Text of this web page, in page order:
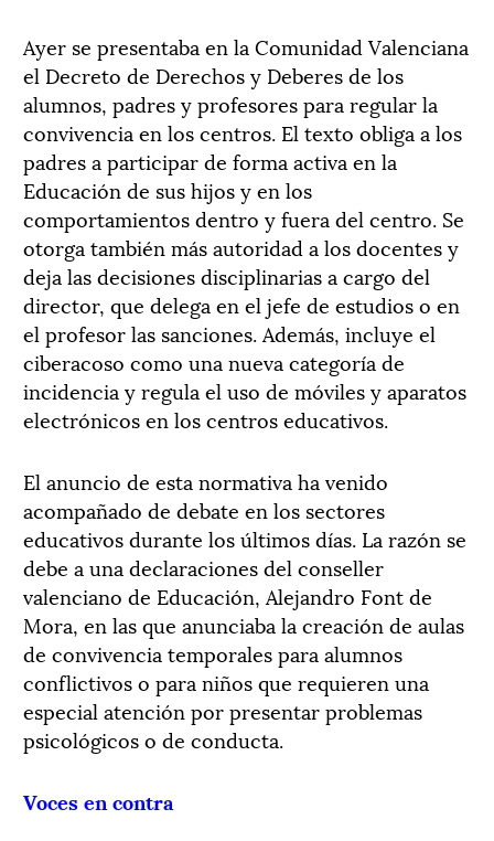
Ayer se presentaba en la Comunidad Valenciana
el Decreto de Derechos y Deberes de los
alumnos, padres y profesores para regular la
convivencia en los centros. El texto obliga a los
padres a participar de forma activa en la
Educación de sus hijos y en los
comportamientos dentro y fuera del centro. Se
otorga también más autoridad a los docentes y
deja las decisiones disciplinarias a cargo del
director, que delega en el jefe de estudios o en
el profesor las sanciones. Además, incluye el
ciberacoso como una nueva categoría de
incidencia y regula el uso de móviles y aparatos
electrónicos en los centros educativos.
El anuncio de esta normativa ha venido
acompañado de debate en los sectores
educativos durante los últimos días. La razón se
debe a una declaraciones del conseller
valenciano de Educación, Alejandro Font de
Mora, en las que anunciaba la creación de aulas
de convivencia temporales para alumnos
conflictivos o para niños que requieren una
especial atención por presentar problemas
psicológicos o de conducta.
Voces en contra